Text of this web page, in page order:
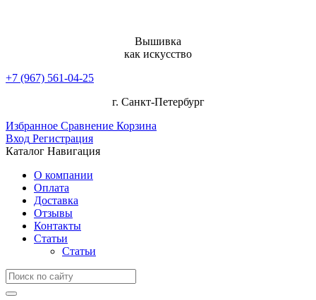
Вышивка
как искусство
+7 (967) 561-04-25
г. Санкт-Петербург
Избранное Сравнение Корзина
Вход Регистрация
Каталог Навигация
О компании
Оплата
Доставка
Отзывы
Контакты
Статьи
Статьи